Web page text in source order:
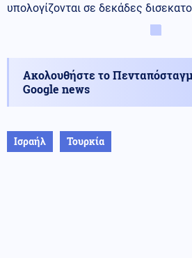
υπολογίζονται σε δεκάδες
Ακολουθήστε το
Google news
Ισραήλ Τουρκία